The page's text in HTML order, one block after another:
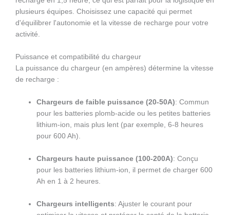
plusieurs équipes. Choisissez une capacité qui permet
d'équilibrer l'autonomie et la vitesse de recharge pour votre
activité.
Puissance et compatibilité du chargeur
La puissance du chargeur (en ampères) détermine la vitesse
de recharge :
Chargeurs de faible puissance (20-50A): Commun
pour les batteries plomb-acide ou les petites batteries
lithium-ion, mais plus lent (par exemple, 6-8 heures
pour 600 Ah).
Chargeurs haute puissance (100-200A): Conçu
pour les batteries lithium-ion, il permet de charger 600
Ah en 1 à 2 heures.
Chargeurs intelligents: Ajuster le courant pour